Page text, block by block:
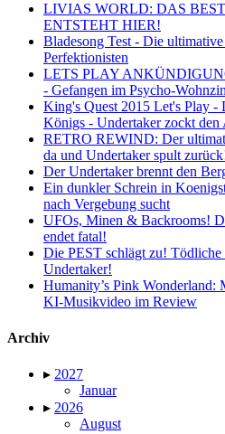
LIVIAS WORLD: DAS
ENTSTEHT HIER!
Bladesong Test - Die
Perfektionisten
LETS PLAY
- Gefangen im Psycho-
King's Quest 2015 Let's Play -
Königs - Undertaker zockt den
RETRO REWIND: Der
da und Undertaker spult
Der Undertaker brennt den
Ein dunkler Schrein in
nach Vergebung sucht
UFOs, Minen & Backrooms!
endet fatal!
Die PEST schlägt zu! Tödliche
Undertaker!
Humanity’s Pink Wonderland:
KI-Musikvideo im Review
Archiv
▸ 2027
Januar
▸ 2026
August